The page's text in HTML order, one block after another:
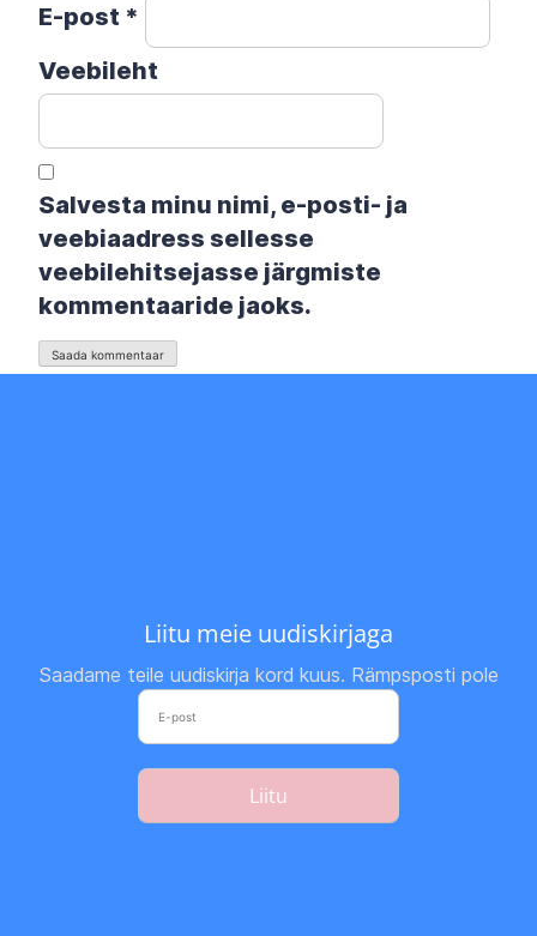
E-post *
Veebileht
Salvesta minu nimi, e-posti- ja
veebiaadress sellesse
veebilehitsejasse järgmiste
kommentaaride jaoks.
Liitu meie uudiskirjaga
Saadame teile uudiskirja kord kuus. Rämpsposti pole
Liitu